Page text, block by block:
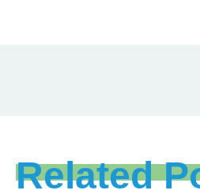
Related